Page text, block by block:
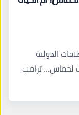
الدولية
لحماس… ترامب